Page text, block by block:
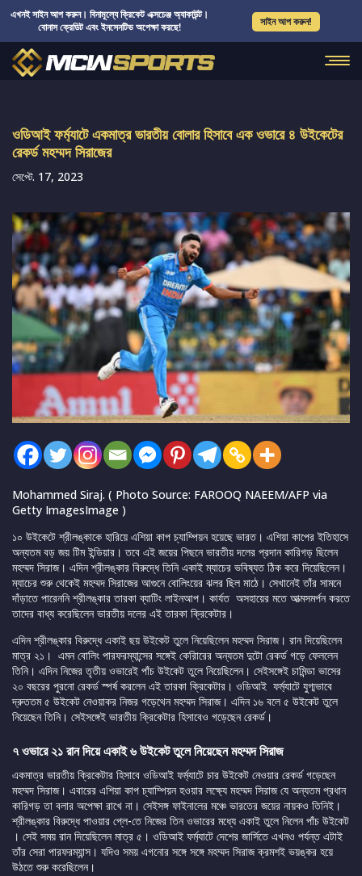
এখনই সাইন আপ করুন। বিনামূল্যে ক্রিকেট এক্সচেঞ্জ অ্যাকাউন্ট।
বোনাস ক্রেডিট এবং ইনসেনটিভ অপেক্ষা করছে!
সাইন আপ করুন!
ওডিআই ফর্ম্যাটে একমাত্র ভারতীয় বোলার হিসাবে এক ওভারে ৪ উইকেটের
রেকর্ড মহম্মদ সিরাজের
সেপ্টে. 17, 2023
Mohammed Siraj. ( Photo Source: FAROOQ NAEEM/AFP via
Getty ImagesImage )
১০ উইকেটে শ্রীলঙ্কাকে হারিয়ে এশিয়া কাপ চ্যাম্পিয়ন হয়েছে ভারত। এশিয়া কাপের ইতিহাসে
অন্যতম বড় জয় টিম ইন্ডিয়ার। তবে এই জয়ের পিছনে ভারতীয় দলের প্রদান কারিগড় ছিলেন
মহম্মদ সিরাজ। এদিন শ্রীলঙ্কার বিরুদ্ধে তিনি একাই ম্যাচের ভবিষ্যত ঠিক করে দিয়েছিলেন।
ম্যাচের শুরু থেকেই মহম্মদ সিরাজের আগুনে বোলিংয়ের ঝলর ছিল মাঠে। সেখানেই তাঁর সামনে
দাঁড়াতে পারেননি শ্রীলঙ্কার তারকা ব্যাটিং লাইনআপ। কার্যত অসহায়ের মতে আত্মসমর্পন করতে
তাদের বাধ্য করেছিলেন ভারতীয় দলের এই তারকা ক্রিকেটার।
এদিন শ্রীলঙ্কার বিরুদ্ধে একাই ছয় উইকেট তুলে নিয়েছিলেন মহম্মদ সিরাজ। রান দিয়েছিলেন
মাত্র ২১। এমন বোলিং পারফরম্যান্সের সঙ্গেই কেরিারের অন্যতম দুটো রেকর্ড গড়ে ফেললেন
তিনি। এদিন নিজের তৃতীয় ওভারেই পাঁচ উইকেট তুলে নিয়েছিলেন। সেইসঙ্গেই চামিন্ডা ভাসের
২০ বছরের পুরনো রেকর্ড স্পর্ষ করলেন এই তারকা ক্রিকেটার। ওডিআই ফর্ম্যাটে যুগ্মভাবে
দ্রুততম ৫ উইকেট নেওয়াকর নিজর গড়েথেন মহম্মদ সিরাজ। এদিন ১৬ বলে ৫ উইকেট তুলে
নিয়েছেন তিনি। সেইসঙ্গেই ভারতীয় ক্রিকেটার হিসাবেও গড়েছেন রেকর্ড।
৭ ওভারে ২১ রান দিয়ে একাই ৬ উইকেট তুলে নিয়েছেন মহম্মদ সিরাজ
একমাত্র ভারতীয় ক্রিকেটার হিসাবে ওডিআই ফর্ম্যাটে চার উইকেট নেওয়ার রেকর্ড গড়েছেন
মহম্মদ সিরাজ। এবারের এশিয়া কাপ চ্যাম্পিয়ন হওয়ার লক্ষ্যে মহম্মদ সিরাজ যে অন্যতম প্রধান
কারিগড় তা বলার অপেক্ষা রাখে না। সেইসঙ্গ ফাইনালের মঞ্চে ভারতের জয়ের নায়কও তিনিই।
শ্রীলঙ্কার বিরুদ্ধে পাওয়ার প্লে-তে নিজের তিন ওভারের মধ্যে একাই তুলে নিলেন পাঁচ উইকেট
। সেই সময় রান দিয়েছিলেন মাত্র ৫। ওডিআই ফর্ম্যাটে দেশের জার্সিতে এখনও পর্যন্ত এটাই
তাঁর সেরা পারফরম্যান্স। যদিও সময় এগনোর সঙ্গে সঙ্গে মহম্মদ সিরাজ ক্রমশই ভয়ঙ্কর হয়ে
উঠতে শুরু করেছিলেন।